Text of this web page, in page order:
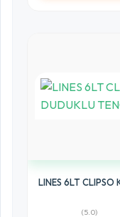
LINES 6LT CLIPSO
(5.0)